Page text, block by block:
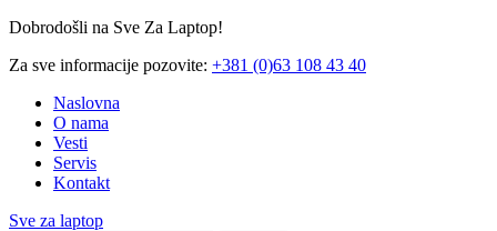
Dobrodošli na Sve Za Laptop!
Za sve informacije pozovite: +381 (0)63 108 43 40
Naslovna
O nama
Vesti
Servis
Kontakt
Sve za laptop